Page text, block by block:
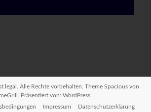
. Alle Rechte vorbehalten. Theme Spaciousvon
Präsentiert von: WordPress.
Impressum Datenschutzerklärung